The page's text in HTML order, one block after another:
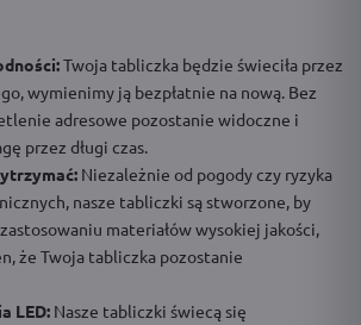
Twoja tabliczka będzie świeciła przez
wymienimy ją bezpłatnie na nową. Bez
adresowe pozostanie widoczne i
przez długi czas.
Niezależnie od pogody czy ryzyka
nasze tabliczki są stworzone, by
materiałów wysokiej jakości,
że Twoja tabliczka pozostanie
LED: Nasze tabliczki świecą się